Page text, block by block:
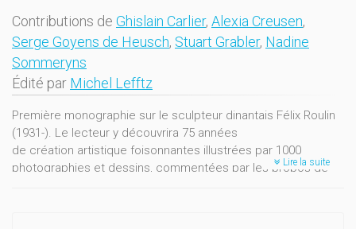
Contributions de Ghislain Carlier, Alexia Creusen,
Serge Goyens de Heusch, Stuart Grabler, Nadine
Sommeryns
Édité par Michel Lefftz
Première monographie sur le sculpteur dinantais Félix Roulin
(1931-). Le lecteur y découvrira 75 années
de création artistique foisonnantes illustrées par 1000
photographies et dessins, commentées par les propos de
Lire la suite